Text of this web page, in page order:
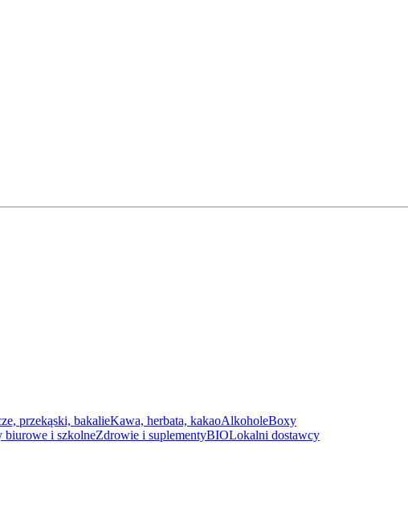
przekąski, bakalieKawa, herbata, kakaoAlkoholeBoxy
biurowe i szkolneZdrowie i suplementyBIOLokalni dostawcy